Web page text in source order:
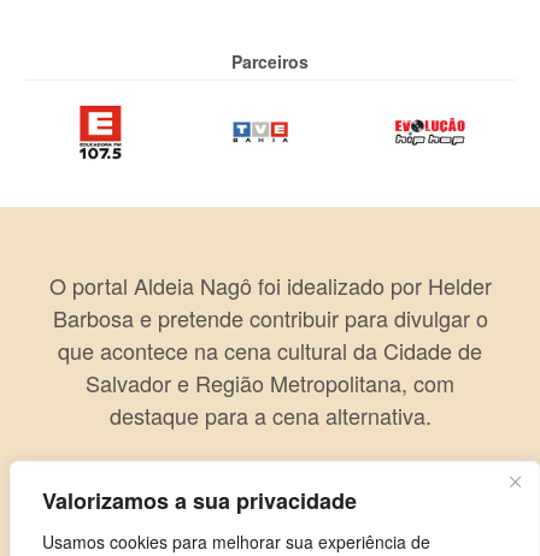
Valorizamos a sua privacidade
Usamos cookies para melhorar sua experiência de
Parceiros
O portal Aldeia Nagô foi idealizado por Helder
Barbosa e pretende contribuir para divulgar o
que acontece na cena cultural da Cidade de
Salvador e Região Metropolitana, com
destaque para a cena alternativa.